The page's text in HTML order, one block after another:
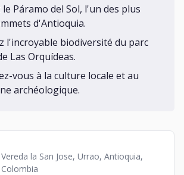
le Páramo del Sol, l'un des plus
d'Antioquia.
l'incroyable biodiversité du parc
Las Orquídeas.
vous à la culture locale et au
archéologique.
Vereda la San Jose, Urrao, Antioquia,
Colombia